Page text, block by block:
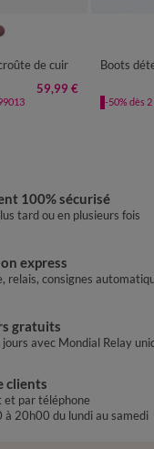
de cuir
59,99 €
-50% dès
100% sécurisé
tard ou en plusieurs fois
express
relais, consignes
gratuits
avec Mondial Relay
clients
et par téléphone
à 20h00 du lundi au samedi